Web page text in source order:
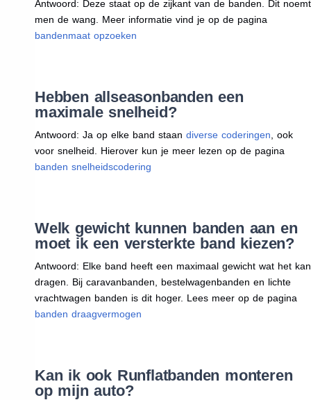
Antwoord: Deze staat op de zijkant van de banden. Dit noemt
men de wang. Meer informatie vind je op de pagina
bandenmaat opzoeken
Hebben allseasonbanden een
maximale snelheid?
Antwoord: Ja op elke band staan diverse coderingen , ook
voor snelheid. Hierover kun je meer lezen op de pagina
banden snelheidscodering
Welk gewicht kunnen banden aan en
moet ik een versterkte band kiezen?
Antwoord: Elke band heeft een maximaal gewicht wat het kan
dragen. Bij caravanbanden, bestelwagenbanden en lichte
vrachtwagen banden is dit hoger. Lees meer op de pagina
banden draagvermogen
Kan ik ook Runflatbanden monteren
op mijn auto?